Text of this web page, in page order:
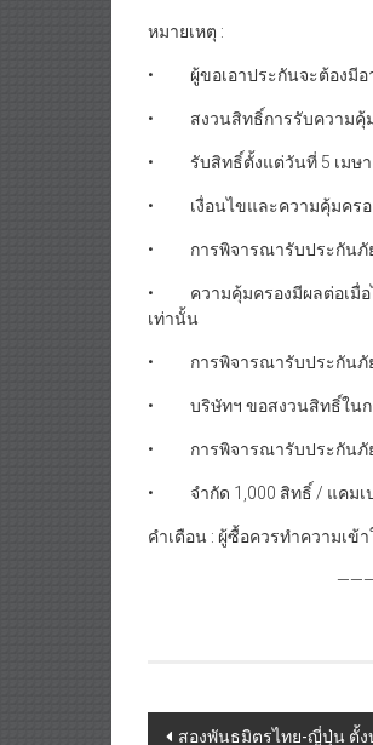
หมายเหตุ :
• ผู้ขอเอาประกันจะต้องมีอ
• สงวนสิทธิ์การรับความคุ้ม
• รับสิทธิ์ตั้งแต่วันที่ 5 เมษา
• เงื่อนไขและความคุ้มครอ
• การพิจารณารับประกันภัยจ
• ความคุ้มครองมีผลต่อเมื่อไ
เท่านั้น
• การพิจารณารับประกันภัย
• บริษัทฯ ขอสงวนสิทธิ์ในกา
• การพิจารณารับประกันภัยจ
• จำกัด 1,000 สิทธิ์ / แคมเ
คำเตือน : ผู้ซื้อควรทำความเข้
Post
สองพันธมิตรไทย-ญี่ปุ่น ตั้ง